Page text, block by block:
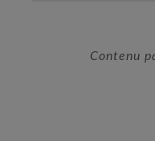
Contenu